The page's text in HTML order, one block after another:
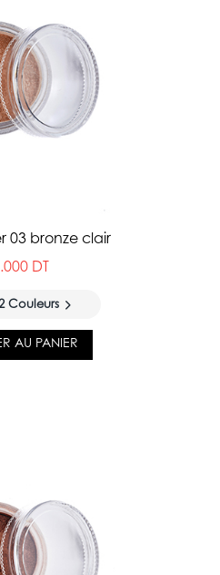
03 bronze clair
DT
Couleurs
AU PANIER